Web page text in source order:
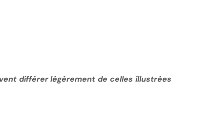
différer légèrement de celles illustrées